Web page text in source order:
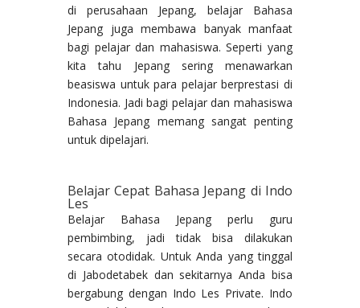
di perusahaan Jepang, belajar Bahasa
Jepang juga membawa banyak manfaat
bagi pelajar dan mahasiswa. Seperti yang
kita tahu Jepang sering menawarkan
beasiswa untuk para pelajar berprestasi di
Indonesia. Jadi bagi pelajar dan mahasiswa
Bahasa Jepang memang sangat penting
untuk dipelajari.
Belajar Cepat Bahasa Jepang di Indo
Les
Belajar Bahasa Jepang perlu guru
pembimbing, jadi tidak bisa dilakukan
secara otodidak. Untuk Anda yang tinggal
di Jabodetabek dan sekitarnya Anda bisa
bergabung dengan Indo Les Private. Indo